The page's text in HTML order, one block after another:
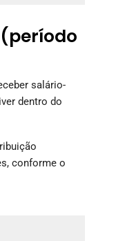
salário-
dentro do
conforme o